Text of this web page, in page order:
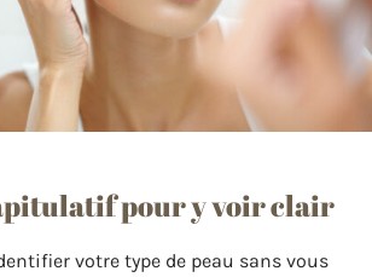
pour y voir clair
votre type de peau sans vous